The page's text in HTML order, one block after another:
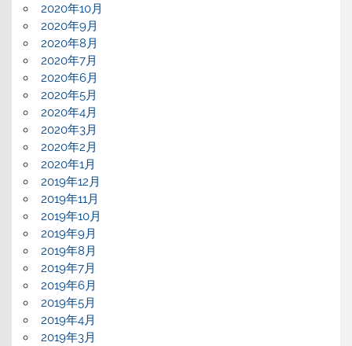
2020年10月
2020年9月
2020年8月
2020年7月
2020年6月
2020年5月
2020年4月
2020年3月
2020年2月
2020年1月
2019年12月
2019年11月
2019年10月
2019年9月
2019年8月
2019年7月
2019年6月
2019年5月
2019年4月
2019年3月